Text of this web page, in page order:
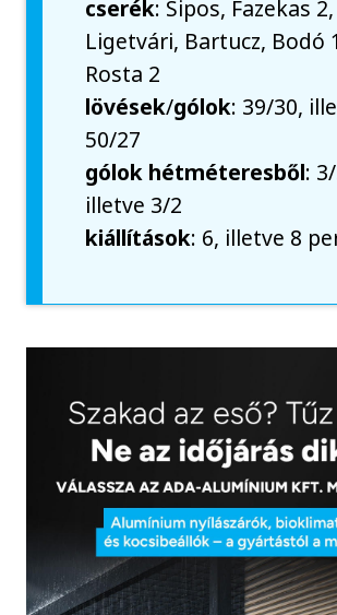
cserék: Sipos, Fazekas 2,
Ligetvári, Bartucz, Bodó
Rosta 2
lövések/gólok: 39/30,
50/27
gólok hétméteresből:
illetve 3/2
kiállítások: 6, illetve 8